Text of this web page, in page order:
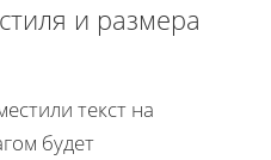
и размера
текст на
будет